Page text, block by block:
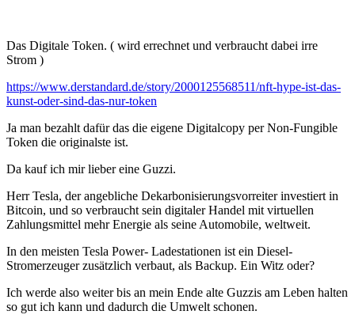
Das Digitale Token. ( wird errechnet und verbraucht dabei irre
Strom )
https://www.derstandard.de/story/2000125568511/nft-hype-ist-das-
kunst-oder-sind-das-nur-token
Ja man bezahlt dafür das die eigene Digitalcopy per Non-Fungible
Token die originalste ist.
Da kauf ich mir lieber eine Guzzi.
Herr Tesla, der angebliche Dekarbonisierungsvorreiter investiert in
Bitcoin, und so verbraucht sein digitaler Handel mit virtuellen
Zahlungsmittel mehr Energie als seine Automobile, weltweit.
In den meisten Tesla Power- Ladestationen ist ein Diesel-
Stromerzeuger zusätzlich verbaut, als Backup. Ein Witz oder?
Ich werde also weiter bis an mein Ende alte Guzzis am Leben halten
so gut ich kann und dadurch die Umwelt schonen.